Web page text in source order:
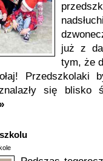
już z
tym, że
Przedszkolaki
się blisko